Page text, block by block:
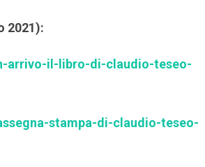
2021):
arrivo-il-libro-di-claudio-teseo-
stampa-di-claudio-teseo-